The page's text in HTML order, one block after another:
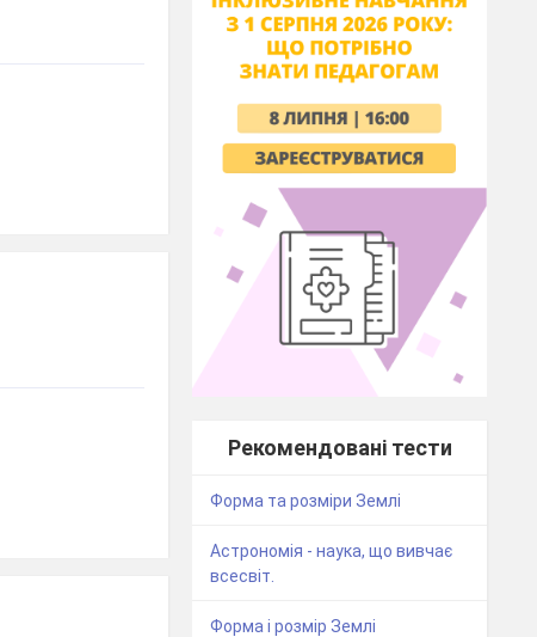
Рекомендовані тести
Форма та розміри Землі
Астрономія - наука, що вивчає
всесвіт.
Форма і розмір Землі